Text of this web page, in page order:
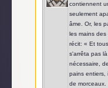
contiennent
seulement
âme. Or, les
les mains des
récit: « Et
s'arrêta pas
nécessaire,
pains entiers,
de